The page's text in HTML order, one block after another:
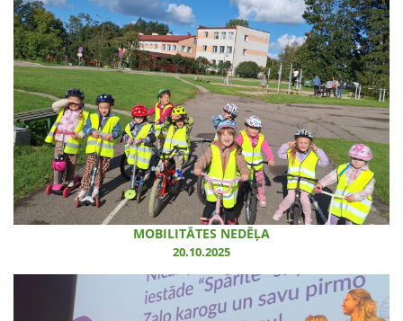
MOBILITĀTES NEDĒĻA
20.10.2025